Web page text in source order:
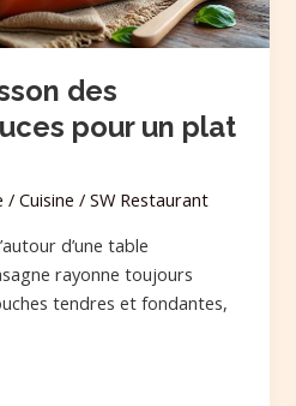
des
pour un plat
/Cuisine /SW Restaurant
d’une table
rayonne toujours
tendres et fondantes,